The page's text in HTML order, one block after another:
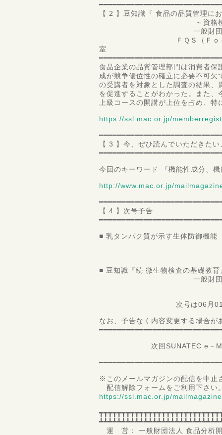
【 2 】豆知識『 食品の品質管理に
～資格検定から見
一般財団法人 食品分
ＦＱＳ（Ｆｏｏｄ Ｑｕ
食品企業の品質管理部門は消費者
成が競争優位性の確立に必要不可
の受講者を対象とした調査の結果
を促進することがわかった。また
上級コースの開講が上位を占め、
https://ssl.mac.or.jp/
【 3 】今、ぜひ読んでいただきた
今回のキーワード 『機能性成分、
http://www.mac.or.jp/
【 4 】次号予告
■ 乳タンパク質が示す生体防御機能
■ 豆知識『続 微生物検査の基礎教育
一般財団法人 食品分
次号は06月01日配
なお、予告なく内容変更する場合
次回SUNATEC e－
※このメールマガジンの配信を中止
配信解除フォームをご利用下さい
https://ssl.mac.or.jp/
運 営： 一般財団法人 食品分析